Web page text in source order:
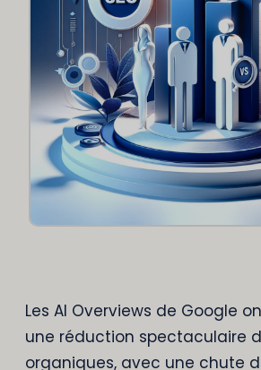
Les AI Overviews de Google
une réduction spectaculaire
organiques, avec une chute